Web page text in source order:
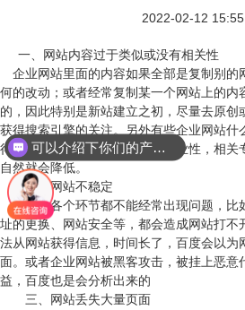
2022-02-12
一、网站内容过于类似或没有相关性
企业网站里面的内容如果全部是复制别的
何的改动；或者经常复制某一个网站上的内
的，因此特别是新站建立之初，尽量去原
获得搜索引擎的关注。另外有些企业网站什
得整个网站在百度心中没有了专业性，相关
自然就会降低。
二、网站不稳定
网站的各个环节都不能经常出现问题，比
址的更换、网站安全等，都会造成网站打不
法从网站获得信息，时间长了，百度会以为
面。或者企业网站被黑客攻击，被挂上恶意
益，百度也是会分析出来的
三、网站丢失大量页面
可以介绍下你们的产品么？